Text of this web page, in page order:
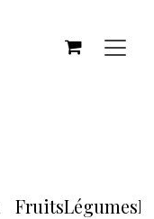
FruitsLégumes